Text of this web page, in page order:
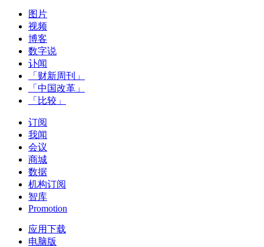
图片
视频
博客
数字说
讣闻
「财新周刊」
「中国改革」
「比较」
订阅
我闻
会议
商城
数据
机构订阅
智库
Promotion
应用下载
电脑版